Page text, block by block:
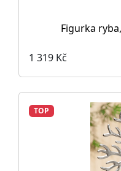
Figurka
1 319 Kč
TOP